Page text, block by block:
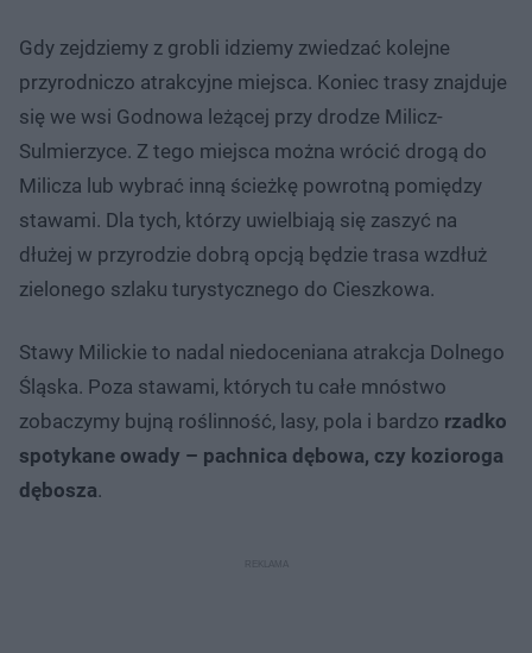
Gdy zejdziemy z grobli idziemy zwiedzać kolejne
przyrodniczo atrakcyjne miejsca. Koniec trasy znajduje
się we wsi Godnowa leżącej przy drodze Milicz-
Sulmierzyce. Z tego miejsca można wrócić drogą do
Milicza lub wybrać inną ścieżkę powrotną pomiędzy
stawami. Dla tych, którzy uwielbiają się zaszyć na
dłużej w przyrodzie dobrą opcją będzie trasa wzdłuż
zielonego szlaku turystycznego do Cieszkowa.
Stawy Milickie to nadal niedoceniana atrakcja Dolnego
Śląska. Poza stawami, których tu całe mnóstwo
zobaczymy bujną roślinność, lasy, pola i bardzo rzadko
spotykane owady – pachnica dębowa, czy kozioroga
dębosza.